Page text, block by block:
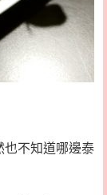
也不知道哪邊泰